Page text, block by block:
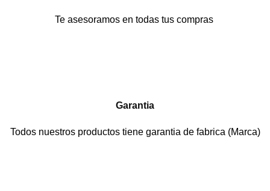
Te asesoramos en todas tus compras
Garantia
Todos nuestros productos tiene garantia de fabrica (Marca)